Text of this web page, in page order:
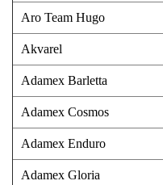
Aro Team Hugo
Akvarel
Adamex Barletta
Adamex Cosmos
Adamex Enduro
Adamex Gloria